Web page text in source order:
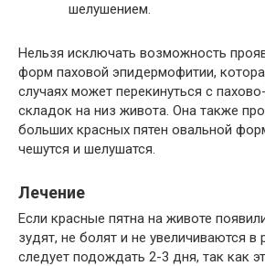
шелушением.
Нельзя исключать возможность
форм паховой эпидермофитии,
случаях может перекинуться с
складок на низ живота. Она также
больших красных пятен овальной
чешутся и шелушатся.
Лечение
Если красные пятна на животе
зудят, не болят и не увеличиваются в
следует подождать 2-3 дня, так как